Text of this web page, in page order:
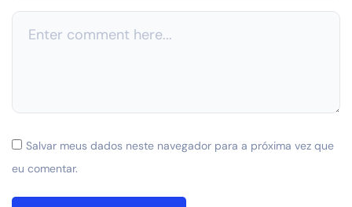
Salvar meus dados neste navegador para a próxima vez que
eu comentar.